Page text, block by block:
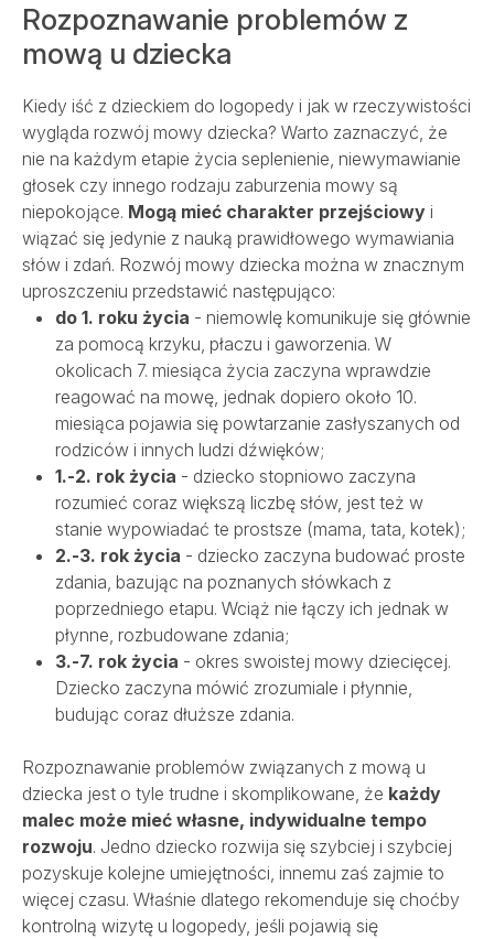
Rozpoznawanie problemów z
mową u dziecka
Kiedy iść z dzieckiem do logopedy i jak w rzeczywistości
wygląda rozwój mowy dziecka? Warto zaznaczyć, że
nie na każdym etapie życia seplenienie, niewymawianie
głosek czy innego rodzaju zaburzenia mowy są
niepokojące. Mogą mieć charakter przejściowy i
wiązać się jedynie z nauką prawidłowego wymawiania
słów i zdań. Rozwój mowy dziecka można w znacznym
uproszczeniu przedstawić następująco:
do 1. roku życia - niemowlę komunikuje się głównie
za pomocą krzyku, płaczu i gaworzenia. W
okolicach 7. miesiąca życia zaczyna wprawdzie
reagować na mowę, jednak dopiero około 10.
miesiąca pojawia się powtarzanie zasłyszanych od
rodziców i innych ludzi dźwięków;
1.-2. rok życia - dziecko stopniowo zaczyna
rozumieć coraz większą liczbę słów, jest też w
stanie wypowiadać te prostsze (mama, tata, kotek);
2.-3. rok życia - dziecko zaczyna budować proste
zdania, bazując na poznanych słówkach z
poprzedniego etapu. Wciąż nie łączy ich jednak w
płynne, rozbudowane zdania;
3.-7. rok życia - okres swoistej mowy dziecięcej.
Dziecko zaczyna mówić zrozumiale i płynnie,
budując coraz dłuższe zdania.
Rozpoznawanie problemów związanych z mową u
dziecka jest o tyle trudne i skomplikowane, że każdy
malec może mieć własne, indywidualne tempo
rozwoju. Jedno dziecko rozwija się szybciej i szybciej
pozyskuje kolejne umiejętności, innemu zaś zajmie to
więcej czasu. Właśnie dlatego rekomenduje się choćby
kontrolną wizytę u logopedy, jeśli pojawią się